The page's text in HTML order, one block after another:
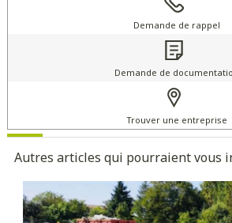
Demande de rappel
Demande de
Trouver une entreprise
Autres articles qui pourraient vous